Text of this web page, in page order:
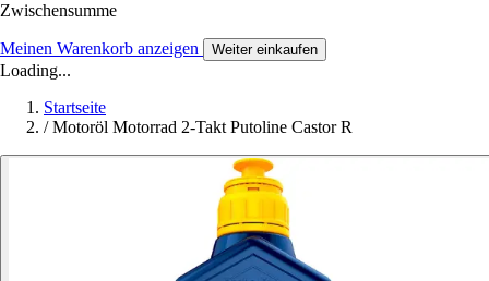
Zwischensumme
Meinen Warenkorb anzeigen Weiter einkaufen
Loading...
Startseite
/ Motoröl Motorrad 2-Takt Putoline Castor R